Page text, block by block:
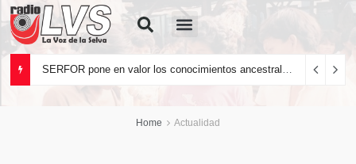
Home Actualidad